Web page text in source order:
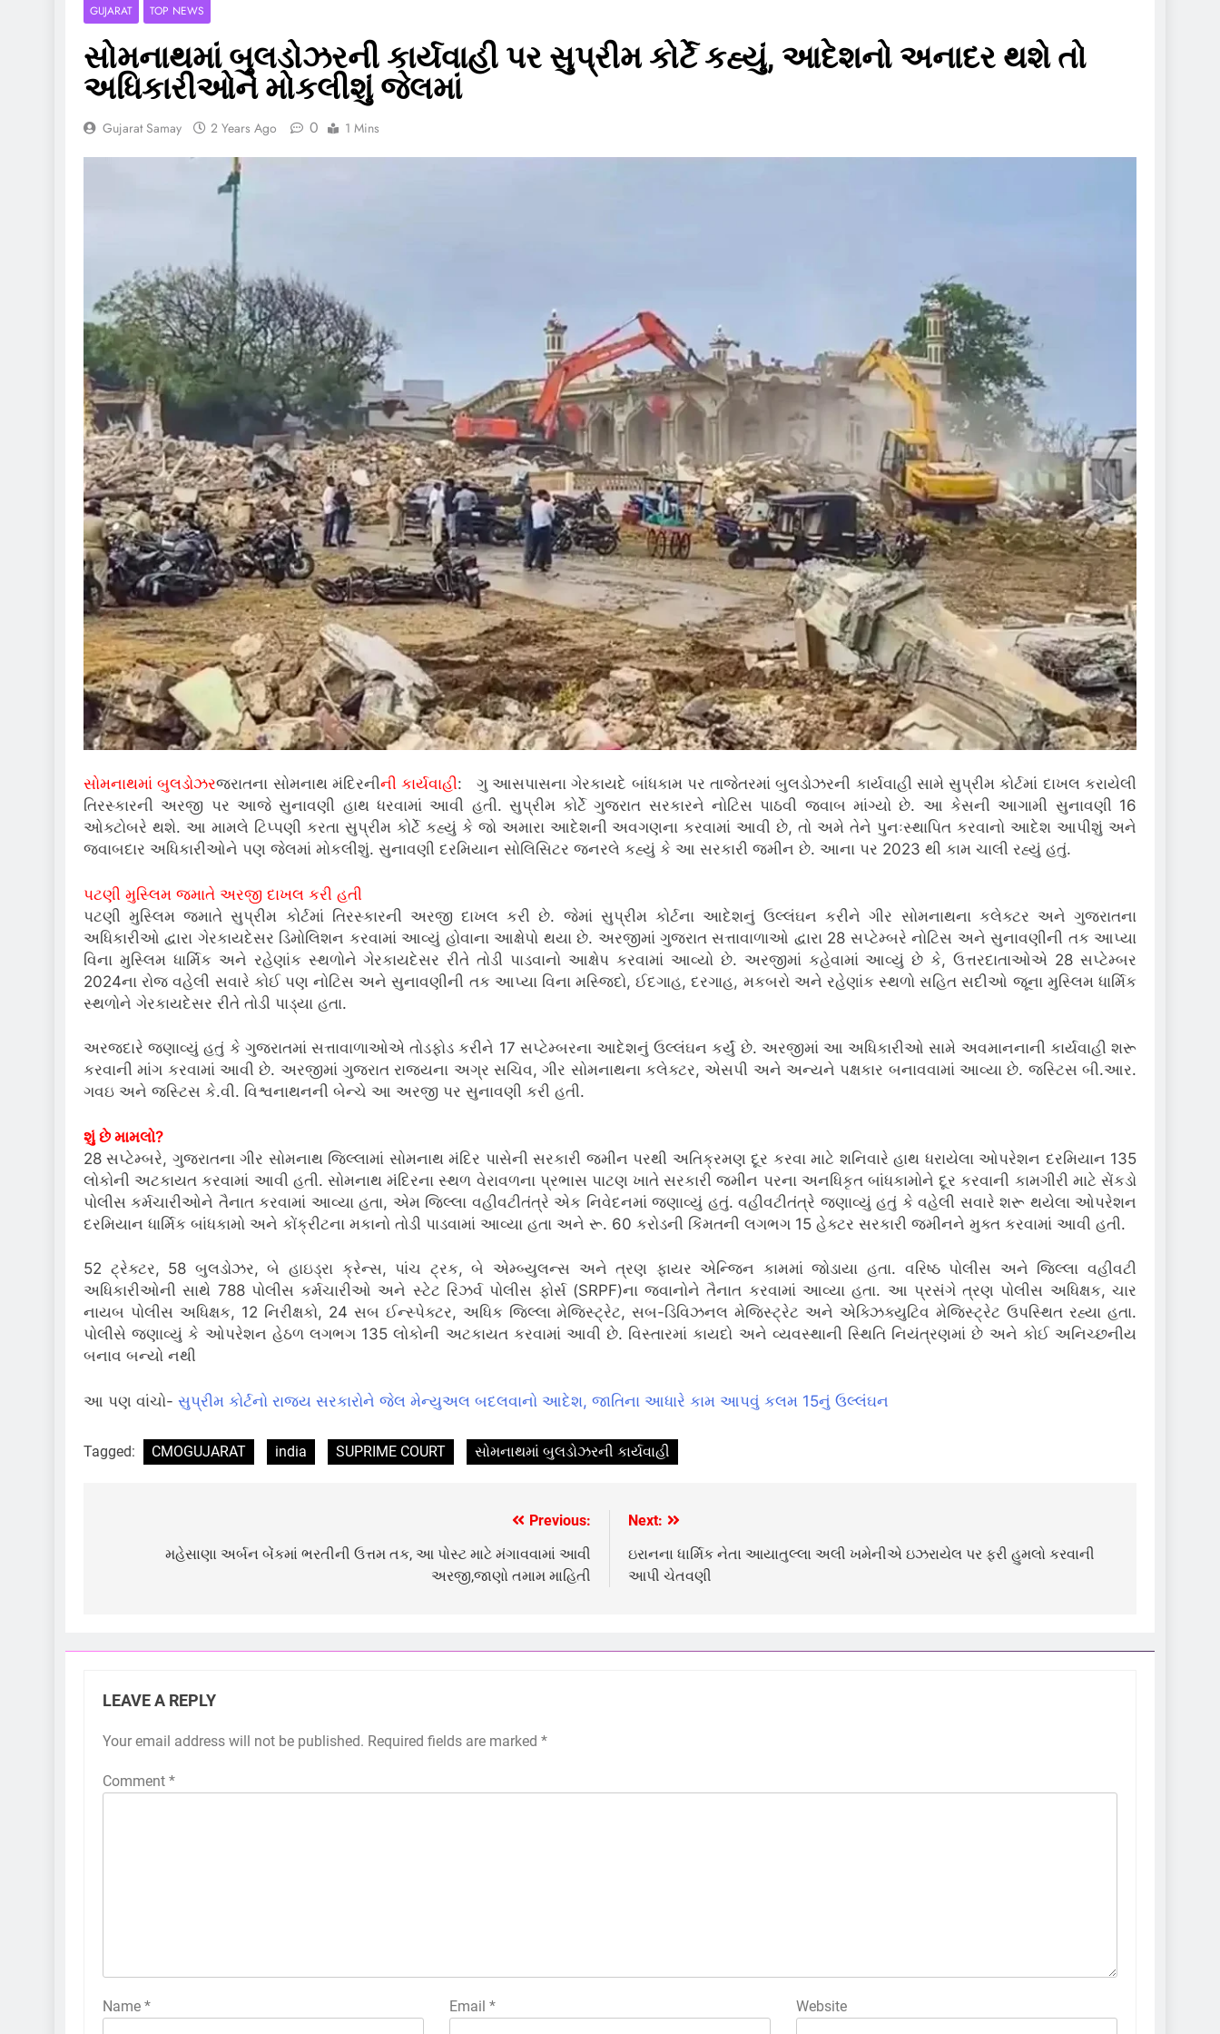
GUJARAT TOP NEWS
સોમનાથમાં બુલડોઝરની કાર્યવાહી પર સુપ્રીમ કોર્ટે કહ્યું, આદેશનો અનાદર થશે તો
અધિકારીઓને મોકલીશું જેલમાં
Gujarat Samay 2 Years Ago 0 1 Mins
સોમનાથમાં બુલડોઝરજરાતના સોમનાથ મંદિરનીની કાર્યવાહી: ગુ આસપાસના ગેરકાયદે બાંધકામ પર તાજેતરમાં બુલડોઝરની કાર્યવાહી સામે સુપ્રીમ કોર્ટમાં દાખલ કરાયેલી
તિરસ્કારની અરજી પર આજે સુનાવણી હાથ ધરવામાં આવી હતી. સુપ્રીમ કોર્ટે ગુજરાત સરકારને નોટિસ પાઠવી જવાબ માંગ્યો છે. આ કેસની આગામી સુનાવણી 16
ઓક્ટોબરે થશે. આ મામલે ટિપ્પણી કરતા સુપ્રીમ કોર્ટે કહ્યું કે જો અમારા આદેશની અવગણના કરવામાં આવી છે, તો અમે તેને પુનઃસ્થાપિત કરવાનો આદેશ આપીશું અને
જવાબદાર અધિકારીઓને પણ જેલમાં મોકલીશું. સુનાવણી દરમિયાન સોલિસિટર જનરલે કહ્યું કે આ સરકારી જમીન છે. આના પર 2023 થી કામ ચાલી રહ્યું હતું.
પટણી મુસ્લિમ જમાતે અરજી દાખલ કરી હતી
પટણી મુસ્લિમ જમાતે સુપ્રીમ કોર્ટમાં તિરસ્કારની અરજી દાખલ કરી છે. જેમાં સુપ્રીમ કોર્ટના આદેશનું ઉલ્લંઘન કરીને ગીર સોમનાથના કલેક્ટર અને ગુજરાતના
અધિકારીઓ દ્વારા ગેરકાયદેસર ડિમોલિશન કરવામાં આવ્યું હોવાના આક્ષેપો થયા છે. અરજીમાં ગુજરાત સત્તાવાળાઓ દ્વારા 28 સપ્ટેમ્બરે નોટિસ અને સુનાવણીની તક આપ્યા
વિના મુસ્લિમ ધાર્મિક અને રહેણાંક સ્થળોને ગેરકાયદેસર રીતે તોડી પાડવાનો આક્ષેપ કરવામાં આવ્યો છે. અરજીમાં કહેવામાં આવ્યું છે કે, ઉત્તરદાતાઓએ 28 સપ્ટેમ્બર
2024ના રોજ વહેલી સવારે કોઈ પણ નોટિસ અને સુનાવણીની તક આપ્યા વિના મસ્જિદો, ઈદગાહ, દરગાહ, મકબરો અને રહેણાંક સ્થળો સહિત સદીઓ જૂના મુસ્લિમ ધાર્મિક
સ્થળોને ગેરકાયદેસર રીતે તોડી પાડ્યા હતા.
અરજદારે જણાવ્યું હતું કે ગુજરાતમાં સત્તાવાળાઓએ તોડફોડ કરીને 17 સપ્ટેમ્બરના આદેશનું ઉલ્લંઘન કર્યું છે. અરજીમાં આ અધિકારીઓ સામે અવમાનનાની કાર્યવાહી શરૂ
કરવાની માંગ કરવામાં આવી છે. અરજીમાં ગુજરાત રાજ્યના અગ્ર સચિવ, ગીર સોમનાથના કલેક્ટર, એસપી અને અન્યને પક્ષકાર બનાવવામાં આવ્યા છે. જસ્ટિસ બી.આર.
ગવઇ અને જસ્ટિસ કે.વી. વિશ્વનાથનની બેન્ચે આ અરજી પર સુનાવણી કરી હતી.
શું છે મામલો?
28 સપ્ટેમ્બરે, ગુજરાતના ગીર સોમનાથ જિલ્લામાં સોમનાથ મંદિર પાસેની સરકારી જમીન પરથી અતિક્રમણ દૂર કરવા માટે શનિવારે હાથ ધરાયેલા ઓપરેશન દરમિયાન 135
લોકોની અટકાયત કરવામાં આવી હતી. સોમનાથ મંદિરના સ્થળ વેરાવળના પ્રભાસ પાટણ ખાતે સરકારી જમીન પરના અનધિકૃત બાંધકામોને દૂર કરવાની કામગીરી માટે સેંકડો
પોલીસ કર્મચારીઓને તૈનાત કરવામાં આવ્યા હતા, એમ જિલ્લા વહીવટીતંત્રે એક નિવેદનમાં જણાવ્યું હતું. વહીવટીતંત્રે જણાવ્યું હતું કે વહેલી સવારે શરૂ થયેલા ઓપરેશન
દરમિયાન ધાર્મિક બાંધકામો અને કોંક્રીટના મકાનો તોડી પાડવામાં આવ્યા હતા અને રૂ. 60 કરોડની કિંમતની લગભગ 15 હેક્ટર સરકારી જમીનને મુક્ત કરવામાં આવી હતી.
52 ટ્રેક્ટર, 58 બુલડોઝર, બે હાઇડ્રા ક્રેન્સ, પાંચ ટ્રક, બે એમ્બ્યુલન્સ અને ત્રણ ફાયર એન્જિન કામમાં જોડાયા હતા. વરિષ્ઠ પોલીસ અને જિલ્લા વહીવટી
અધિકારીઓની સાથે 788 પોલીસ કર્મચારીઓ અને સ્ટેટ રિઝર્વ પોલીસ ફોર્સ (SRPF)ના જવાનોને તૈનાત કરવામાં આવ્યા હતા. આ પ્રસંગે ત્રણ પોલીસ અધિક્ષક, ચાર
નાયબ પોલીસ અધિક્ષક, 12 નિરીક્ષકો, 24 સબ ઈન્સ્પેક્ટર, અધિક જિલ્લા મેજિસ્ટ્રેટ, સબ-ડિવિઝનલ મેજિસ્ટ્રેટ અને એક્ઝિક્યુટિવ મેજિસ્ટ્રેટ ઉપસ્થિત રહ્યા હતા.
પોલીસે જણાવ્યું કે ઓપરેશન હેઠળ લગભગ 135 લોકોની અટકાયત કરવામાં આવી છે. વિસ્તારમાં કાયદો અને વ્યવસ્થાની સ્થિતિ નિયંત્રણમાં છે અને કોઈ અનિચ્છનીય
બનાવ બન્યો નથી
આ પણ વાંચો- સુપ્રીમ કોર્ટનો રાજ્ય સરકારોને જેલ મેન્યુઅલ બદલવાનો આદેશ, જાતિના આધારે કામ આપવું કલમ 15નું ઉલ્લંઘન
Tagged: CMOGUJARAT india SUPRIME COURT સોમનાથમાં બુલડોઝરની કાર્યવાહી
navigation
Previous:
મહેસાણા અર્બન બેંકમાં ભરતીની ઉત્તમ તક, આ પોસ્ટ માટે મંગાવવામાં આવી
અરજી,જાણો તમામ માહિતી
Next:
ઇરાનના ધાર્મિક નેતા આયાતુલ્લા અલી ખમેનીએ ઇઝરાયેલ પર ફરી હુમલો કરવાની
આપી ચેતવણી
LEAVE A REPLY
Your email address will not be published. Required fields are marked *
Comment *
Name * Email* Website